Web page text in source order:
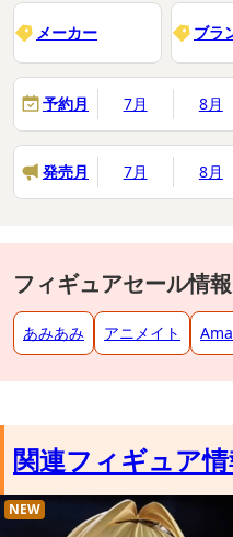
メーカー ブラ
予約月 7月 8月
発売月 7月 8月
フィギュアセール情報
あみあみ アニメイト
関連フィギュア
NEW